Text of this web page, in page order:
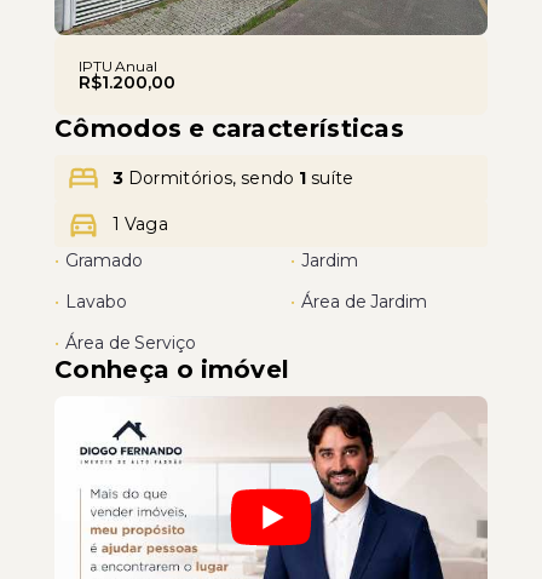
IPTU Anual
R$1.200,00
Cômodos e características
3 Dormitórios, sendo 1 suíte
1 Vaga
• Gramado • Jardim
• Lavabo • Área de Jardim
• Área de Serviço
Conheça o imóvel